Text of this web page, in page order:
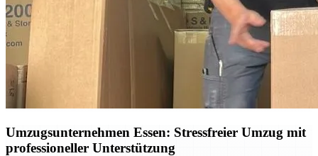
Umzugsunternehmen Essen: Stressfreier Umzug mit
professioneller Unterstützung